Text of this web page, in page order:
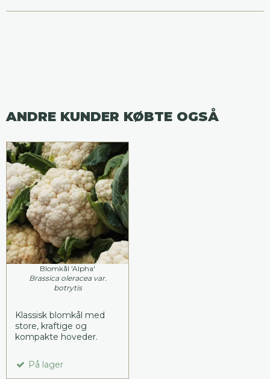
ANDRE KUNDER KØBTE OGSÅ
Blomkål 'Alpha'
Brassica oleracea var.
botrytis
Klassisk blomkål med
store, kraftige og
kompakte hoveder.
På lager